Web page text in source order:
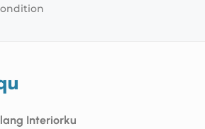
Interiorku